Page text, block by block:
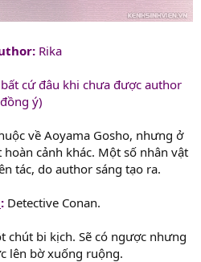
Rika
cứ đâu khi chưa được author
đồng ý)
về Aoyama Gosho, nhưng ở
cảnh khác. Một số nhân vật
tác, do author sáng tạo ra.
: Detective Conan.
chút bi kịch. Sẽ có ngược nhưng
lên bờ xuống ruộng.